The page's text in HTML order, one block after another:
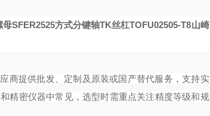
SFER2525方式分键轴TK丝杠TOFU02505-T8山崎
商提供批发、定制及原装或国产替代服务，支持实
精密仪器中常见，选型时需重点关注精度等级和规